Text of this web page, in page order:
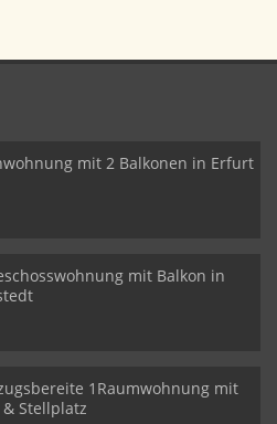
mit 2 Balkonen in Erfurt
mit Balkon in
1Raumwohnung mit
Stellplatz